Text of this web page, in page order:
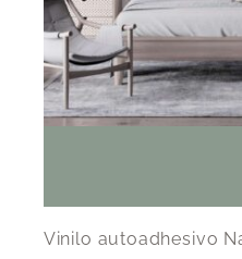
Vinilo autoadhesivo